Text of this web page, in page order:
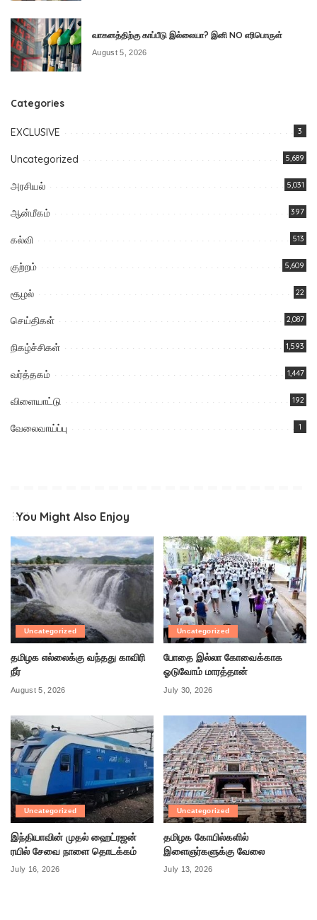
வாகனத்திற்கு காப்பீடு இல்லையா? இனி NO எரிபொருள்
August 5, 2026
Categories
EXCLUSIVE 3
Uncategorized 5,689
அரசியல் 5,031
ஆன்மீகம் 397
கல்வி 513
குற்றம் 5,609
சூழல் 22
செய்திகள் 2,087
நிகழ்ச்சிகள் 1,593
வர்த்தகம் 1,447
விளையாட்டு 192
வேலைவாய்ப்பு 1
You Might Also Enjoy
Uncategorized
தமிழக எல்லைக்கு வந்தது காவிரி
நீர்
August 5, 2026
Uncategorized
போதை இல்லா கோவைக்காக
ஓடுவோம் மாரத்தான்
July 30, 2026
Uncategorized
இந்தியாவின் முதல் ஹைட்ரஜன்
ரயில் சேவை நாளை தொடக்கம்
July 16, 2026
Uncategorized
தமிழக கோயில்களில்
இளைஞர்களுக்கு வேலை
July 13, 2026